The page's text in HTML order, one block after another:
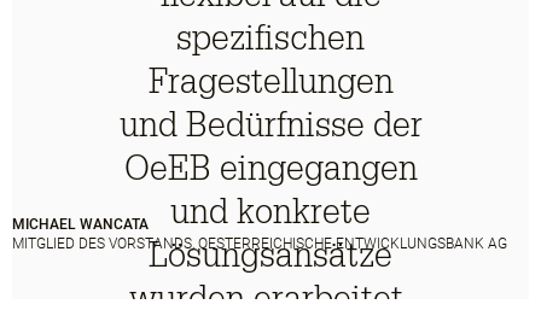
spezifischen
Fragestellungen
und Bedürfnisse der
OeEB eingegangen
und konkrete
Lösungsansätze
wurden erarbeitet.
MICHAEL WANCATA
MITGLIED DES VORSTANDS, OESTERREICHISCHE ENTWICKLUNGSBANK AG